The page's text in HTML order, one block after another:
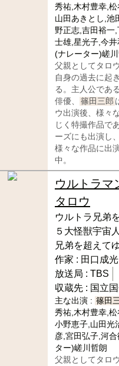
秀祐,木村豊幸,
山田あきとし,池
野正志,吉田裕一
士雄,星光子,今
(ナレーター)嵯
父親としてタロ
自身の過去に起
る。主人公であ
俳優、
篠田三郎
ウ出演後、様々
じく特撮作品で
ーズにも出演し
様々な作品に出
中。
ウルトラマ
タロウ
ウルトラ兄弟
５大怪獣宇宙
兄弟を超えて
作家 : 田口成光
放送局 : TBS
収蔵先 : 国立
主な出演 : 篠田
秀祐,木村豊幸,
小野恵子,山田光
彦,宮田弘子,河
ター)嵯川哲朗
父親としてタロ